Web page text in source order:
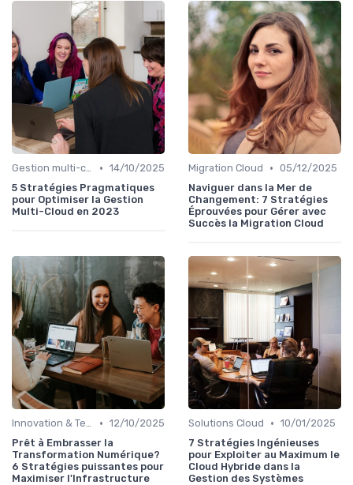
Gestion multi-cloud • 14/10/2025
5 Stratégies Pragmatiques
pour Optimiser la Gestion
Multi-Cloud en 2023
Migration Cloud • 05/12/2025
Naviguer dans la Mer de
Changement: 7 Stratégies
Éprouvées pour Gérer avec
Succès la Migration Cloud
Innovation & Tendances • 12/10/2025
Prêt à Embrasser la
Transformation Numérique?
6 Stratégies puissantes pour
Maximiser l'Infrastructure
Solutions Cloud • 10/01/2025
7 Stratégies Ingénieuses
pour Exploiter au Maximum le
Cloud Hybride dans la
Gestion des Systèmes